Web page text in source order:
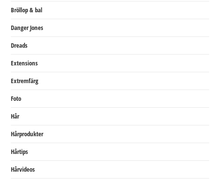
Bröllop & bal
Danger Jones
Dreads
Extensions
Extremfärg
Foto
Hår
Hårprodukter
Hårtips
Hårvideos